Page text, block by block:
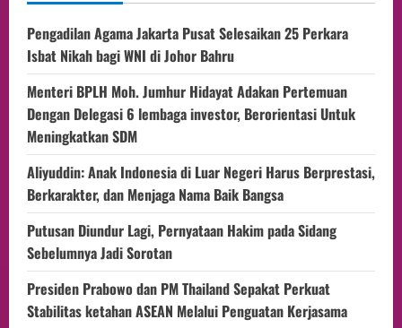
Pengadilan Agama Jakarta Pusat Selesaikan 25 Perkara
Isbat Nikah bagi WNI di Johor Bahru
Menteri BPLH Moh. Jumhur Hidayat Adakan Pertemuan
Dengan Delegasi 6 lembaga investor, Berorientasi Untuk
Meningkatkan SDM
Aliyuddin: Anak Indonesia di Luar Negeri Harus Berprestasi,
Berkarakter, dan Menjaga Nama Baik Bangsa
Putusan Diundur Lagi, Pernyataan Hakim pada Sidang
Sebelumnya Jadi Sorotan
Presiden Prabowo dan PM Thailand Sepakat Perkuat
Stabilitas ketahan ASEAN Melalui Penguatan Kerjasama